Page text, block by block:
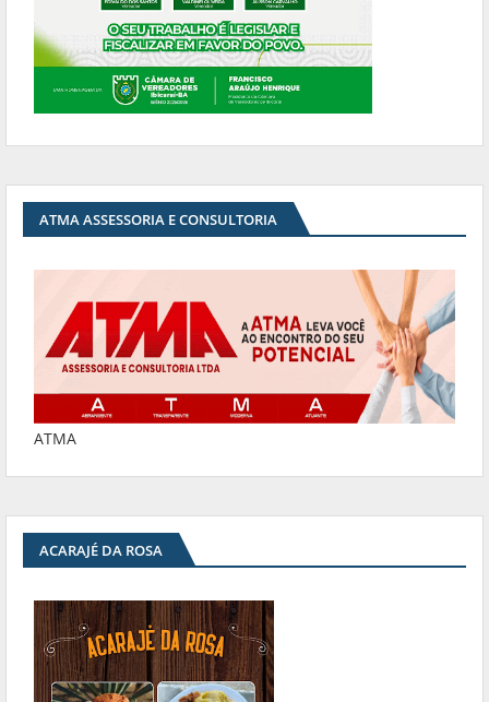
ATMA ASSESSORIA E CONSULTORIA
ATMA
ACARAJÉ DA ROSA